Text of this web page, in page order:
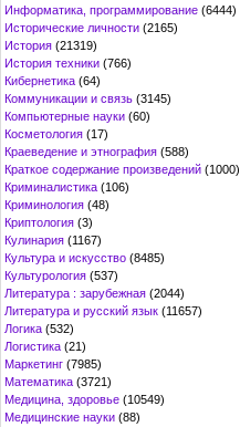
Информатика, программирование (6444)
Исторические личности (2165)
История (21319)
История техники (766)
Кибернетика (64)
Коммуникации и связь (3145)
Компьютерные науки (60)
Косметология (17)
Краеведение и этнография (588)
Краткое содержание произведений (1000)
Криминалистика (106)
Криминология (48)
Криптология (3)
Кулинария (1167)
Культура и искусство (8485)
Культурология (537)
Литература : зарубежная (2044)
Литература и русский язык (11657)
Логика (532)
Логистика (21)
Маркетинг (7985)
Математика (3721)
Медицина, здоровье (10549)
Медицинские науки (88)